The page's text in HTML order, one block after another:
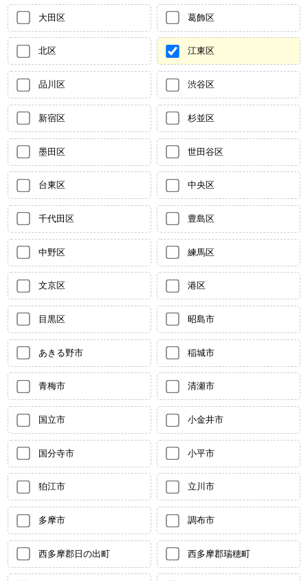
大田区 葛飾区
北区 江東区
品川区 渋谷区
新宿区 杉並区
墨田区 世田谷区
台東区 中央区
千代田区 豊島区
中野区 練馬区
文京区 港区
目黒区 昭島市
あきる野市 稲城市
青梅市 清瀬市
国立市 小金井市
国分寺市 小平市
狛江市 立川市
多摩市 調布市
西多摩郡日の出町 西多摩郡瑞穂町